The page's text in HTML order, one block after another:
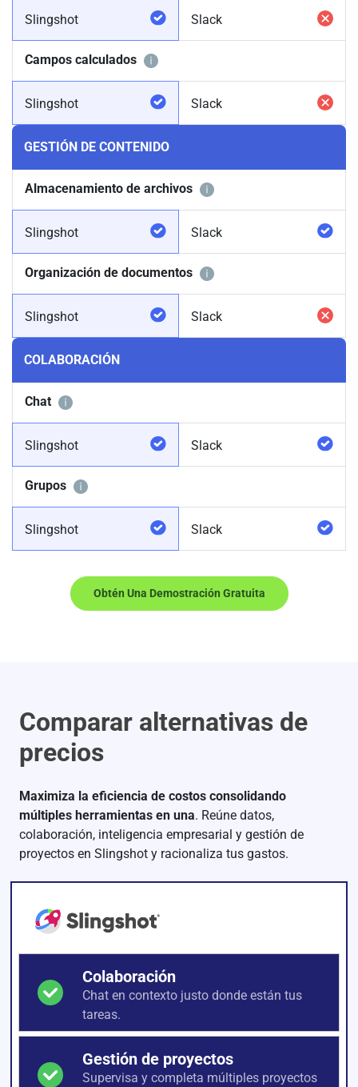
Slingshot Slack
Campos calculados
Slingshot Slack
GESTIÓN DE CONTENIDO
Almacenamiento de archivos
Slingshot Slack
Organización de documentos
Slingshot Slack
COLABORACIÓN
Chat
Slingshot Slack
Grupos
Slingshot Slack
Obtén Una Demostración Gratuita
Comparar alternativas de
precios
Maximiza la eficiencia de costos consolidando
múltiples herramientas en una. Reúne datos,
colaboración, inteligencia empresarial y gestión de
proyectos en Slingshot y racionaliza tus gastos.
Colaboración
Chat en contexto justo donde están tus
tareas.
Gestión de proyectos
Supervisa y completa múltiples proyectos